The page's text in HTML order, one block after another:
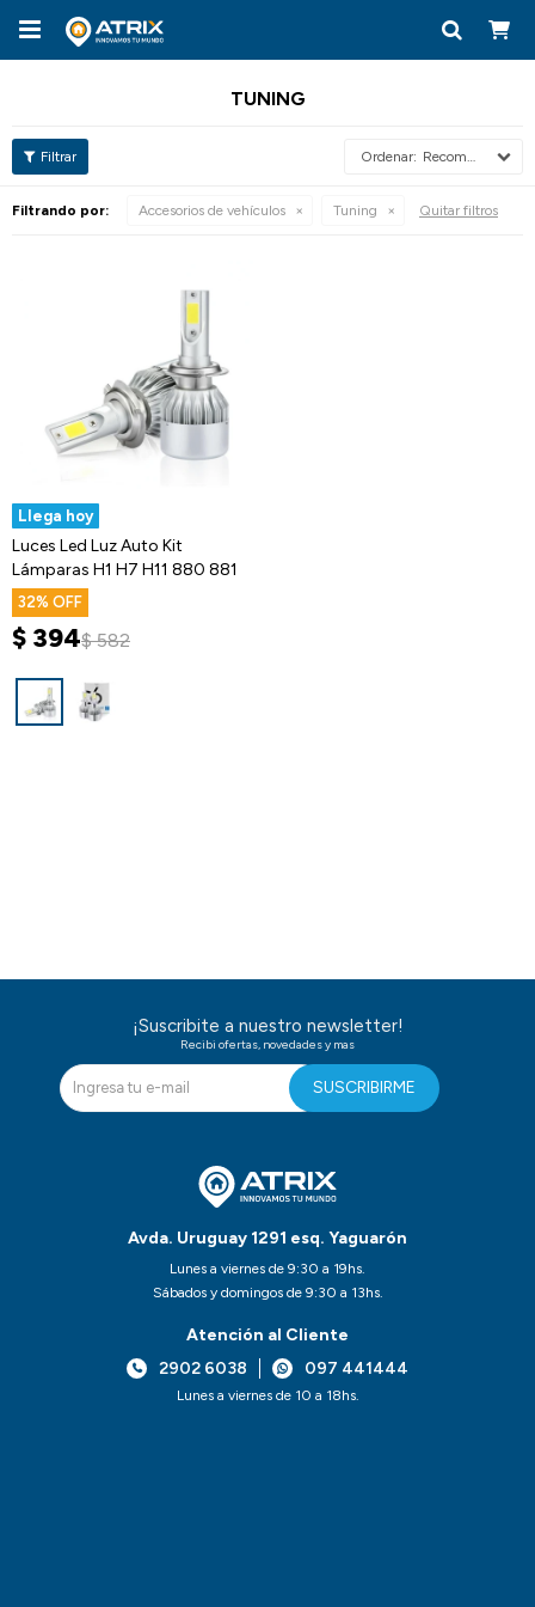

TUNING
Recomendados
Filtrando por: Accesorios de vehículos Tuning Quitar filtros
Llega hoy
Luces Led Luz Auto Kit
Lámparas H1 H7 H11 880 881
32
$ 394$ 582
Avda. Uruguay 1291 esq. Yaguarón
Lunes a viernes de 9:30 a 19hs.
Sábados y domingos de 9:30 a 13hs.
Atención al Cliente
2902 6038
097 441444
Lunes a viernes de 10 a 18hs.
¡Suscribite a nuestro newsletter!
Recibi ofertas, novedades y mas
SUSCRIBIRME